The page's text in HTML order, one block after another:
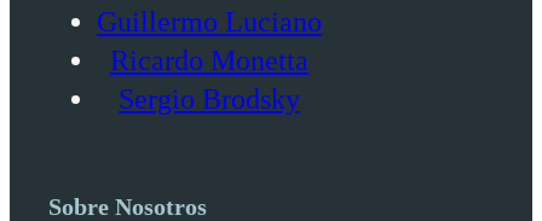
Guillermo Luciano
Ricardo Monetta
Sergio Brodsky
Sobre Nosotros